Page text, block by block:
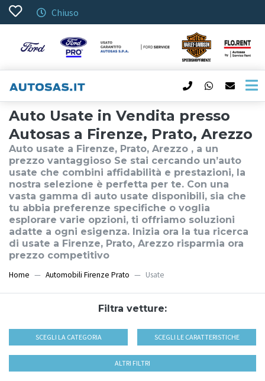
Chiuso
Auto Usate in Vendita presso
Autosas a Firenze, Prato, Arezzo
Auto usate a Firenze, Prato, Arezzo , a un
prezzo vantaggioso Se stai cercando un’auto
usate che combini affidabilità e prestazioni, la
nostra selezione è perfetta per te. Con una
vasta gamma di auto usate disponibili, sia che
tu abbia preferenze specifiche o voglia
esplorare varie opzioni, ti offriamo soluzioni
adatte a ogni esigenza. Inizia ora la tua ricerca
di usate a Firenze, Prato, Arezzo risparmia ora
prezzo competitivo
Home Automobili Firenze Prato Usate
Filtra vetture:
SCEGLI LA CATEGORIA SCEGLI LE CARATTERISTICHE
ALTRI FILTRI